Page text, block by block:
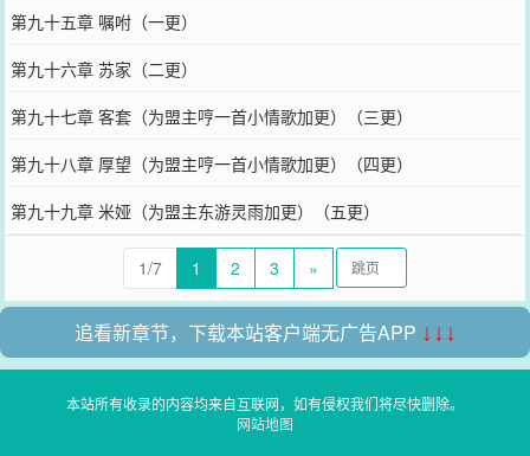
第九十五章 嘱咐（一更）
第九十六章 苏家（二更）
第九十七章 客套（为盟主哼一首小情歌加更）（三更）
第九十八章 厚望（为盟主哼一首小情歌加更）（四更）
第九十九章 米娅（为盟主东游灵雨加更）（五更）
1/7 1 2 3 »
追看新章节，下载本站客户端无广告APP ↓↓↓
本站所有收录的内容均来自互联网，如有侵权我们将尽快删除。
网站地图